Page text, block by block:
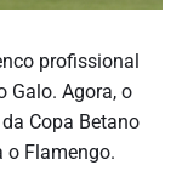
profissional
Galo. Agora, o
Copa Betano
o Flamengo.